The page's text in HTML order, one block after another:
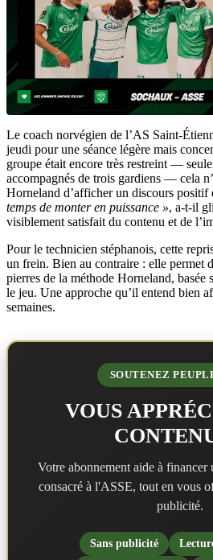
Le coach norvégien de l’AS Saint-
jeudi pour une séance légère mais
groupe était encore très restreint —
accompagnés de trois gardiens — cela
Horneland d’afficher un discours positif
temps de monter en puissance », a-t-il
visiblement satisfait du contenu et de
Pour le technicien stéphanois, cette
un frein. Bien au contraire : elle permet
pierres de la méthode Horneland, basée
le jeu. Une approche qu’il entend bien
semaines.
SOUTENEZ
VOUS
Votre abonnement aide à financer
consacré à l'ASSE, tout en vous
publicité.
Sans publicité